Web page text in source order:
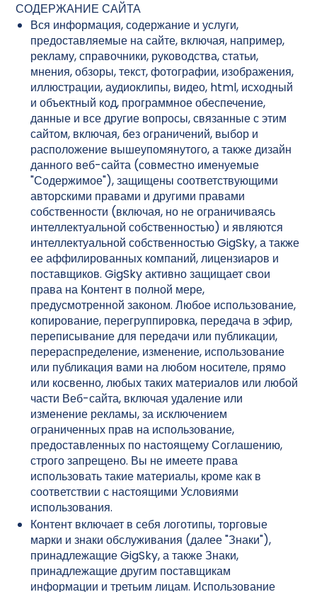
СОДЕРЖАНИЕ САЙТА
Вся информация, содержание и услуги,
предоставляемые на сайте, включая, например,
рекламу, справочники, руководства, статьи,
мнения, обзоры, текст, фотографии, изображения,
иллюстрации, аудиоклипы, видео, html, исходный
и объектный код, программное обеспечение,
данные и все другие вопросы, связанные с этим
сайтом, включая, без ограничений, выбор и
расположение вышеупомянутого, а также дизайн
данного веб-сайта (совместно именуемые
"Содержимое"), защищены соответствующими
авторскими правами и другими правами
собственности (включая, но не ограничиваясь
интеллектуальной собственностью) и являются
интеллектуальной собственностью GigSky, а также
ее аффилированных компаний, лицензиаров и
поставщиков. GigSky активно защищает свои
права на Контент в полной мере,
предусмотренной законом. Любое использование,
копирование, перегруппировка, передача в эфир,
переписывание для передачи или публикации,
перераспределение, изменение, использование
или публикация вами на любом носителе, прямо
или косвенно, любых таких материалов или любой
части Веб-сайта, включая удаление или
изменение рекламы, за исключением
ограниченных прав на использование,
предоставленных по настоящему Соглашению,
строго запрещено. Вы не имеете права
использовать такие материалы, кроме как в
соответствии с настоящими Условиями
использования.
Контент включает в себя логотипы, торговые
марки и знаки обслуживания (далее "Знаки"),
принадлежащие GigSky, а также Знаки,
принадлежащие другим поставщикам
информации и третьим лицам. Использование